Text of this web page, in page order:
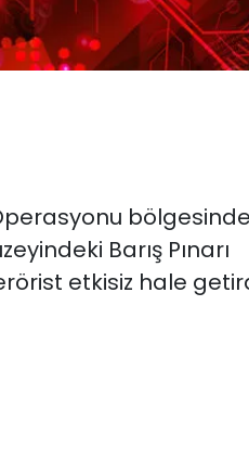
Barış Pınarı
etkisiz hale